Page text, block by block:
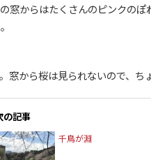
窓からはたくさんのピンクの
から桜は見られないので、ち
の記事
千鳥が淵